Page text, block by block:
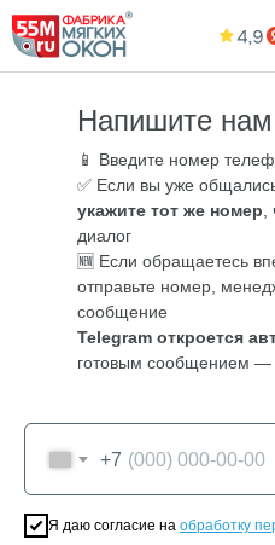
Напишите нам
📱 Введите номер
✅ Если вы уже
укажите тот же номер
диалог
🆕 Если обращаетесь
отправьте номер,
сообщение
Telegram откроется
готовым сообщением —
+7
Я даю согласие на обработку